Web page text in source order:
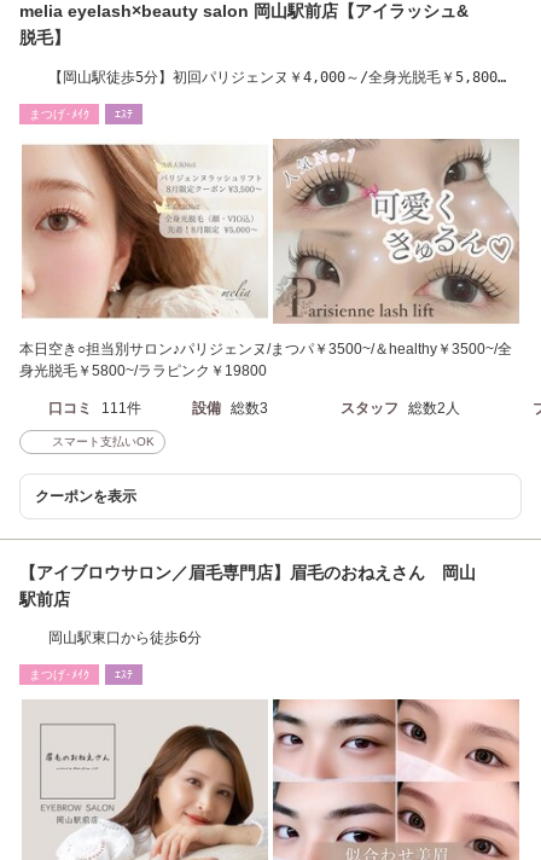
melia eyelash×beauty salon 岡山駅前店【アイラッシュ&
脱毛】
【岡山駅徒歩5分】初回パリジェンヌ￥4,000～/全身光脱毛￥5,800
まつげ･ﾒｲｸ ｴｽﾃ
本日空き○担当別サロン♪パリジェンヌ/まつパ￥3500~/＆healthy￥3500~/全
身光脱毛￥5800~/ララピンク￥19800
口コミ 111件 設備 総数3 スタッフ 総数2人
スマート支払いOK
クーポンを表示
【アイブロウサロン／眉毛専門店】眉毛のおねえさん 岡山
駅前店
岡山駅東口から徒歩6分
まつげ･ﾒｲｸ ｴｽﾃ